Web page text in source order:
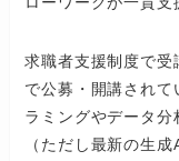
求職者支援制度で受
で公募・開講され
ラミングやデータ分
（ただし最新の生